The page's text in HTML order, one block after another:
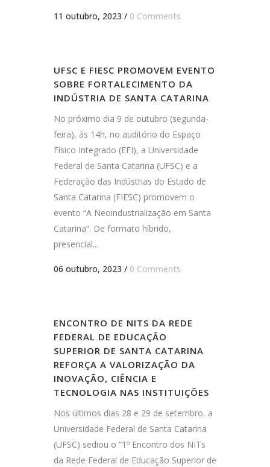
11 outubro, 2023 / 0 Comments
UFSC E FIESC PROMOVEM EVENTO
SOBRE FORTALECIMENTO DA
INDÚSTRIA DE SANTA CATARINA
No próximo dia 9 de outubro (segunda-
feira), às 14h, no auditório do Espaço
Físico Integrado (EFI), a Universidade
Federal de Santa Catarina (UFSC) e a
Federação das Indústrias do Estado de
Santa Catarina (FIESC) promovem o
evento “A Neoindustrialização em Santa
Catarina”. De formato híbrido,
presencial...
06 outubro, 2023 / 0 Comments
ENCONTRO DE NITS DA REDE
FEDERAL DE EDUCAÇÃO
SUPERIOR DE SANTA CATARINA
REFORÇA A VALORIZAÇÃO DA
INOVAÇÃO, CIÊNCIA E
TECNOLOGIA NAS INSTITUIÇÕES
Nos últimos dias 28 e 29 de setembro, a
Universidade Federal de Santa Catarina
(UFSC) sediou o “1º Encontro dos NITs
da Rede Federal de Educação Superior de